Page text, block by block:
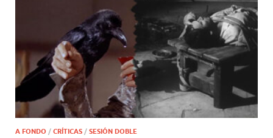
A FONDO / CRÍTICAS / SESIÓN DOBLE